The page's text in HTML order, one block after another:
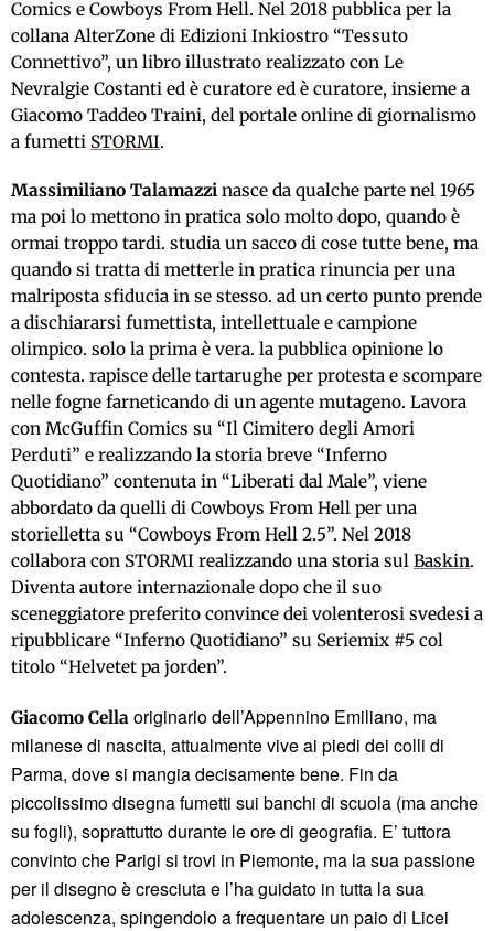
Comics e Cowboys From Hell. Nel 2018 pubblica per la
collana AlterZone di Edizioni Inkiostro “Tessuto
Connettivo”, un libro illustrato realizzato con Le
Nevralgie Costanti ed è curatore ed è curatore, insieme a
Giacomo Taddeo Traini, del portale online di giornalismo
a fumetti STORMI.
Massimiliano Talamazzi nasce da qualche parte nel 1965
ma poi lo mettono in pratica solo molto dopo, quando è
ormai troppo tardi. studia un sacco di cose tutte bene, ma
quando si tratta di metterle in pratica rinuncia per una
malriposta sfiducia in se stesso. ad un certo punto prende
a dischiararsi fumettista, intellettuale e campione
olimpico. solo la prima è vera. la pubblica opinione lo
contesta. rapisce delle tartarughe per protesta e scompare
nelle fogne farneticando di un agente mutageno. Lavora
con McGuffin Comics su “Il Cimitero degli Amori
Perduti” e realizzando la storia breve “Inferno
Quotidiano” contenuta in “Liberati dal Male”, viene
abbordato da quelli di Cowboys From Hell per una
storielletta su “Cowboys From Hell 2.5”. Nel 2018
collabora con STORMI realizzando una storia sul Baskin.
Diventa autore internazionale dopo che il suo
sceneggiatore preferito convince dei volenterosi svedesi a
ripubblicare “Inferno Quotidiano” su Seriemix #5 col
titolo “Helvetet pa jorden”.
Giacomo Cella originario dell’Appennino Emiliano, ma
milanese di nascita, attualmente vive ai piedi dei colli di
Parma, dove si mangia decisamente bene. Fin da
piccolissimo disegna fumetti sui banchi di scuola (ma anche
su fogli), soprattutto durante le ore di geografia. E’ tuttora
convinto che Parigi si trovi in Piemonte, ma la sua passione
per il disegno è cresciuta e l’ha guidato in tutta la sua
adolescenza, spingendolo a frequentare un paio di Licei